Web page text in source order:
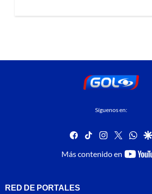
Síguenos en:
facebook
tiktok instagram
twitter
Más contenido en
RED DE PORTALES